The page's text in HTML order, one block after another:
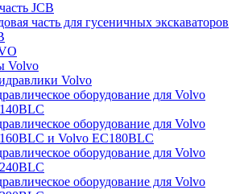
JCB
часть для гусеничных экскаваторов
Volvo
Volvo
оборудование для Volvo
оборудование для Volvo
и Volvo EC180BLC
оборудование для Volvo
оборудование для Volvo